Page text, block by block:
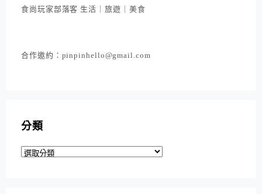
食尚玩家部落客 生活｜旅遊｜美食
合作邀約：pinpinhello@gmail.com
分類
分